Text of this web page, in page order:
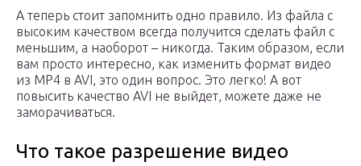
А теперь стоит запомнить одно правило. Из файла с
высоким качеством всегда получится сделать файл с
меньшим, а наоборот – никогда. Таким образом, если
вам просто интересно, как изменить формат видео
из MP4 в AVI, это один вопрос. Это легко! А вот
повысить качество AVI не выйдет, можете даже не
заморачиваться.
Что такое разрешение видео